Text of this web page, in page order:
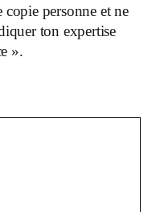
copie personne et ne
ton expertise
».